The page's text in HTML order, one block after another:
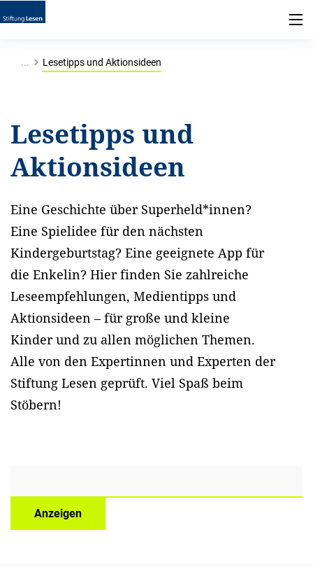
... Lesetipps und Aktionsideen
Lesetipps und
Aktionsideen
Eine Geschichte über Superheld*innen?
Eine Spielidee für den nächsten
Kindergeburtstag? Eine geeignete App für
die Enkelin? Hier finden Sie zahlreiche
Leseempfehlungen, Medientipps und
Aktionsideen – für große und kleine
Kinder und zu allen möglichen Themen.
Alle von den Expertinnen und Experten der
Stiftung Lesen geprüft. Viel Spaß beim
Stöbern!
Anzeigen